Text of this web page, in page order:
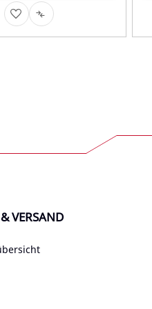
AUF
AUF
VERSAND